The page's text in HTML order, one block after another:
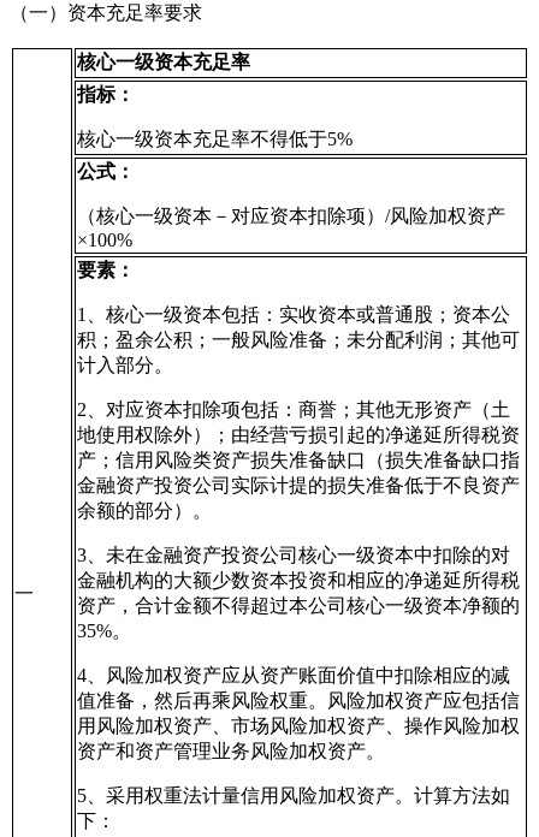
（一）资本充足率要求
一
核心一级资本充足率
指标：
核心一级资本充足率不得低于5%
公式：
（核心一级资本－对应资本扣除项）/风险加权资产
×100%
要素：
1、核心一级资本包括：实收资本或普通股；资本公
积；盈余公积；一般风险准备；未分配利润；其他可
计入部分。
2、对应资本扣除项包括：商誉；其他无形资产（土
地使用权除外）；由经营亏损引起的净递延所得税资
产；信用风险类资产损失准备缺口（损失准备缺口指
金融资产投资公司实际计提的损失准备低于不良资产
余额的部分）。
3、未在金融资产投资公司核心一级资本中扣除的对
金融机构的大额少数资本投资和相应的净递延所得税
资产，合计金额不得超过本公司核心一级资本净额的
35%。
4、风险加权资产应从资产账面价值中扣除相应的减
值准备，然后再乘风险权重。风险加权资产应包括信
用风险加权资产、市场风险加权资产、操作风险加权
资产和资产管理业务风险加权资产。
5、采用权重法计量信用风险加权资产。计算方法如
下：